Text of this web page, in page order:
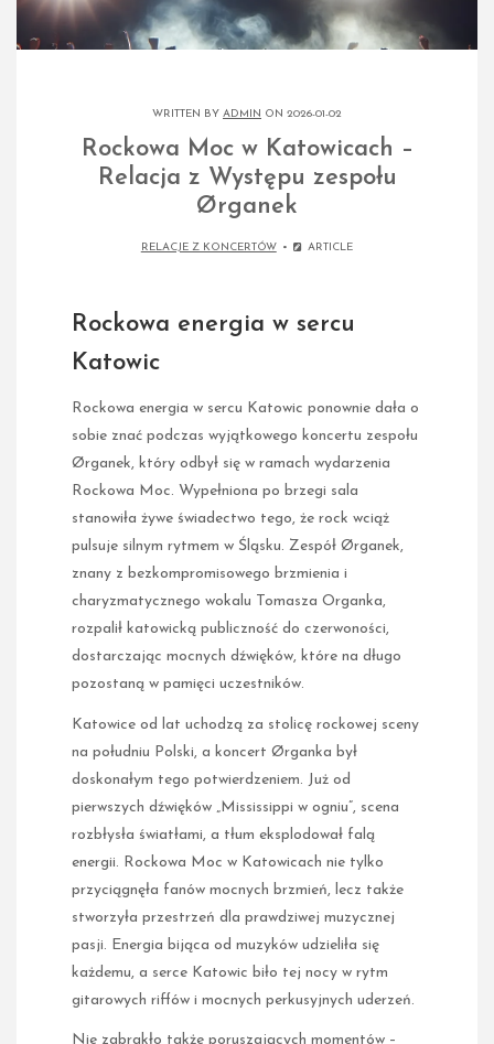
WRITTEN BY ADMIN ON 2026-01-02
Rockowa Moc w Katowicach –
Relacja z Występu zespołu
Ørganek
RELACJE Z KONCERTÓW ARTICLE
Rockowa energia w sercu
Katowic
Rockowa energia w sercu Katowic ponownie dała o
sobie znać podczas wyjątkowego koncertu zespołu
Ørganek, który odbył się w ramach wydarzenia
Rockowa Moc. Wypełniona po brzegi sala
stanowiła żywe świadectwo tego, że rock wciąż
pulsuje silnym rytmem w Śląsku. Zespół Ørganek,
znany z bezkompromisowego brzmienia i
charyzmatycznego wokalu Tomasza Organka,
rozpalił katowicką publiczność do czerwoności,
dostarczając mocnych dźwięków, które na długo
pozostaną w pamięci uczestników.
Katowice od lat uchodzą za stolicę rockowej sceny
na południu Polski, a koncert Ørganka był
doskonałym tego potwierdzeniem. Już od
pierwszych dźwięków „Mississippi w ogniu”, scena
rozbłysła światłami, a tłum eksplodował falą
energii. Rockowa Moc w Katowicach nie tylko
przyciągnęła fanów mocnych brzmień, lecz także
stworzyła przestrzeń dla prawdziwej muzycznej
pasji. Energia bijąca od muzyków udzieliła się
każdemu, a serce Katowic biło tej nocy w rytm
gitarowych riffów i mocnych perkusyjnych uderzeń.
Nie zabrakło także poruszających momentów –